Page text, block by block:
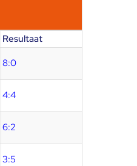
Resultaat
8:0
4:4
6:2
3:5